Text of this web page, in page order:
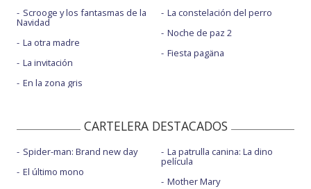
Scrooge y los fantasmas de la
Navidad
La otra madre
La invitación
En la zona gris
La constelación del perro
Noche de paz 2
Fiesta pagäna
CARTELERA DESTACADOS
Spider-man: Brand new day
El último mono
La patrulla canina: La dino
película
Mother Mary